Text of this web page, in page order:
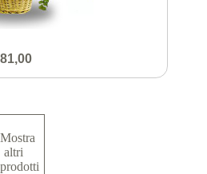
Mostra
altri
prodotti